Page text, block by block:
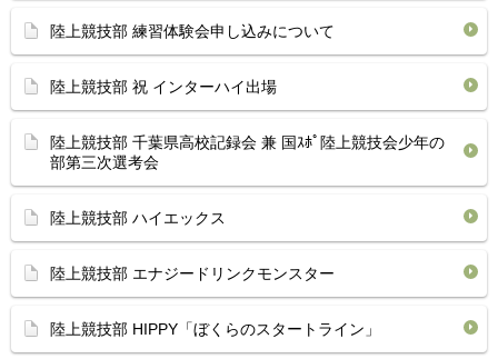
陸上競技部 練習体験会申し込みについて
陸上競技部 祝 インターハイ出場
陸上競技部 千葉県高校記録会 兼 国ｽﾎﾟ陸上競技会少年の
部第三次選考会
陸上競技部 ハイエックス
陸上競技部 エナジードリンクモンスター
陸上競技部 HIPPY「ぼくらのスタートライン」